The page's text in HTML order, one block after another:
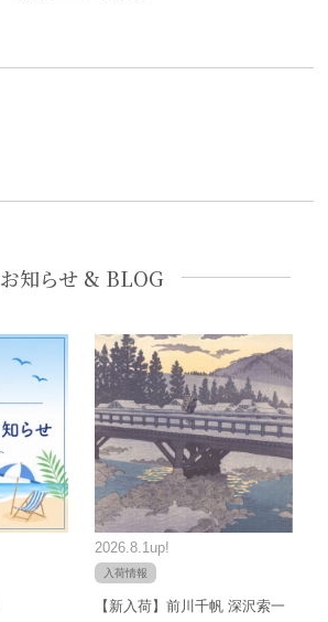
お知らせ & BLOG
2026.8.1up!
入荷情報
【新入荷】前川千帆 深沢索一